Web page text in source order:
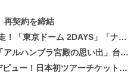
再契約を締結
ム1DAY」「京セラドーム1DAY」2019年ドームツアー開催決定！！
ラ宮殿の思い出」台本読み現場を公開
初ツアーチケットが早くもプレミア化！？